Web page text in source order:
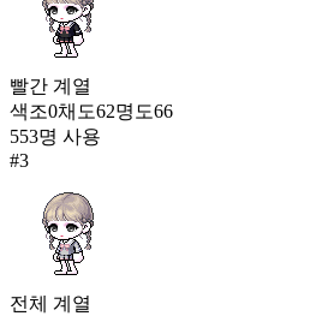
축제의 꽃(여)
62
원더 트레블러(여)
1,280
빨간 계열
색조0채도62명도66
553명 사용
#3
전체 계열